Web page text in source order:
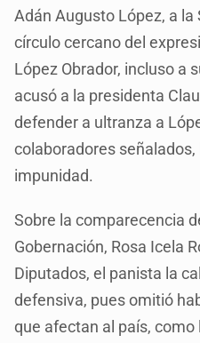
Adán Augusto López, a la
círculo cercano del
López Obrador, incluso a
acusó a la presidenta
defender a ultranza a
colaboradores señalados,
impunidad.
Sobre la comparecencia
Gobernación, Rosa Icela
Diputados, el panista la
defensiva, pues omitió
que afectan al país,